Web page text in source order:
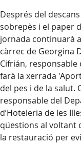
Després del
sobrepès i el paper
jornada continuarà
càrrec de Georgina
Cifrián, responsable
farà la xerrada
del pes i de la salut.
responsable del
d’Hoteleria de les
qüestions al voltant
la restauració per